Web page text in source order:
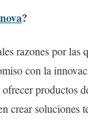
?
razones por las
con la
productos
crear soluciones